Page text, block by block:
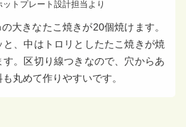
ットプレート設計担当より
大きなたこ焼きが20個焼けます。
と、中はトロリとしたたこ焼きが焼
す。区切り線つきなので、穴からあ
丸めて作りやすいです。